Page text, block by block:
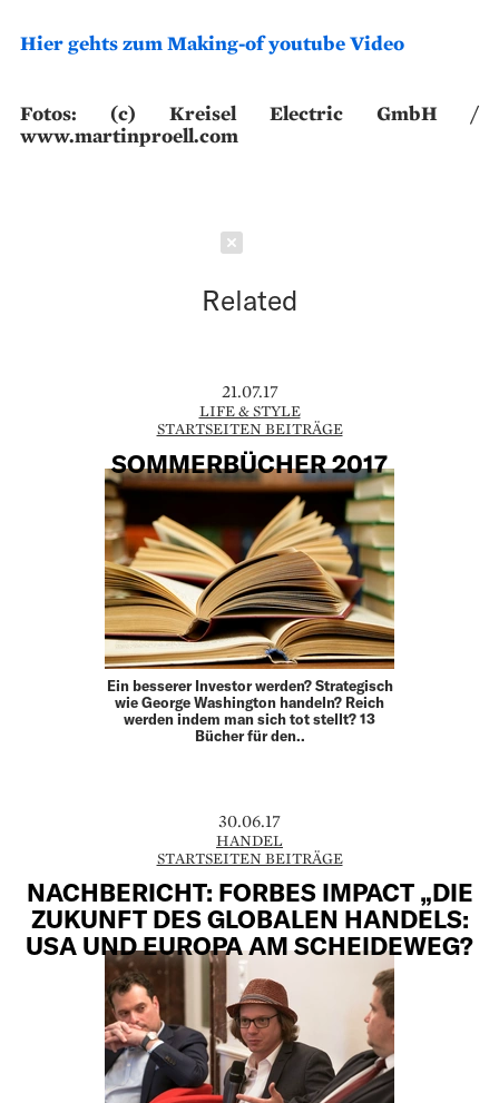
Hier gehts zum Making-of youtube Video
Fotos: (c) Kreisel Electric GmbH /
www.martinproell.com
Related
21.07.17
LIFE & STYLE
STARTSEITEN BEITRÄGE
SOMMERBÜCHER 2017
Ein besserer Investor werden? Strategisch
wie George Washington handeln? Reich
werden indem man sich tot stellt? 13
Bücher für den..
30.06.17
HANDEL
STARTSEITEN BEITRÄGE
NACHBERICHT: FORBES IMPACT „DIE
ZUKUNFT DES GLOBALEN HANDELS:
USA UND EUROPA AM SCHEIDEWEG?